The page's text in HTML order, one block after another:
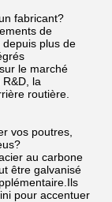
fabricant?
de
plus de
le marché
la
routière.
vos poutres,
au carbone
être galvanisé
pour accentuer